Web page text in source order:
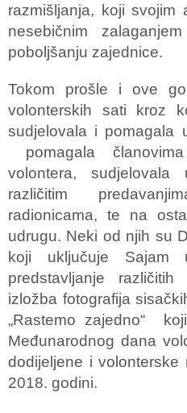
razmišljanja, koji svojim
nesebičnim
poboljšanju zajednice.
Tokom prošle i ove
volonterskih sati kroz
sudjelovala i pomagala
pomagala
volontera, sudjelovala
različitim
radionicama, te na
udrugu. Neki od njih su
koji uključuje
predstavljanje
izložba fotografija
„Rastemo zajedno“
Međunarodnog dana
dodijeljene i
2018. godini.